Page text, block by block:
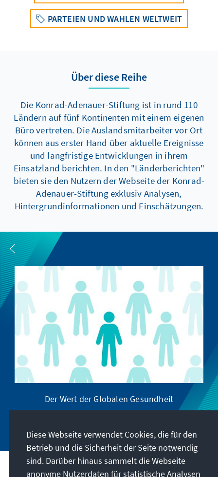
PARTEIEN UND WAHLEN WELTWEIT
Über diese Reihe
Die Konrad-Adenauer-Stiftung ist in rund 110
Ländern auf fünf Kontinenten mit einem eigenen
Büro vertreten. Die Auslandsmitarbeiter vor Ort
können aus erster Hand über aktuelle Ereignisse
und langfristige Entwicklungen in ihrem
Einsatzland berichten. In den "Länderberichten"
bieten sie den Nutzern der Webseite der Konrad-
Adenauer-Stiftung exklusiv Analysen,
Hintergrundinformationen und Einschätzungen.
Der Wert der Globalen Gesundheit
Diese Webseite verwendet Cookies, die für den
Betrieb und die Sicherheit der Seite notwendig
sind. Darüber hinaus sammelt die Webseite
anonyme Nutzerdaten für statistische Analysen